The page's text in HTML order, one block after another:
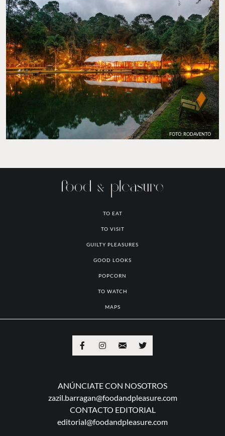
FOTO: RODAVENTO
TO EAT
TO VISIT
GUILTY PLEASURES
GOOD LOOKS
POPCORN
TO WATCH
MAPS
ANÚNCIATE CON NOSOTROS
zazil.barragan@foodandpleasure.com
CONTACTO EDITORIAL
editorial@foodandpleasure.com